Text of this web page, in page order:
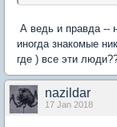
А ведь и правда --
иногда знакомые
где ) все эти
nazildar
17 Jan 2018